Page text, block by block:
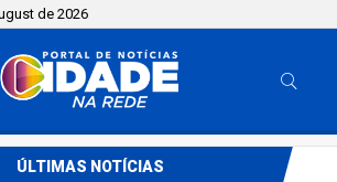
de 2026
ÚLTIMAS NOTÍCIAS